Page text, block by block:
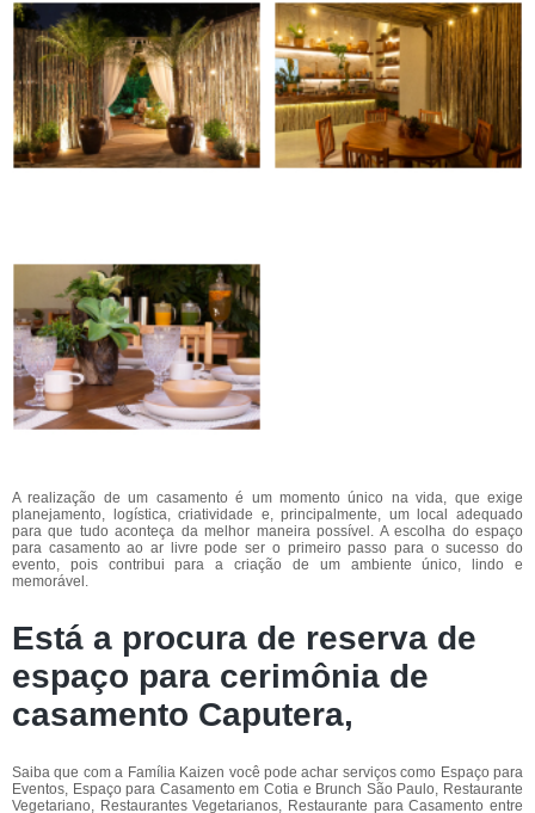
A realização de um casamento é um momento único na vida, que exige
planejamento, logística, criatividade e, principalmente, um local adequado
para que tudo aconteça da melhor maneira possível. A escolha do espaço
para casamento ao ar livre pode ser o primeiro passo para o sucesso do
evento, pois contribui para a criação de um ambiente único, lindo e
memorável.
Está a procura de reserva de
espaço para cerimônia de
casamento Caputera,
Saiba que com a Família Kaizen você pode achar serviços como Espaço para
Eventos, Espaço para Casamento em Cotia e Brunch São Paulo, Restaurante
Vegetariano, Restaurantes Vegetarianos, Restaurante para Casamento entre